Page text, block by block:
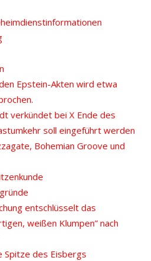
Epstein-Akten wird etwa
verkündet bei X Ende des
soll eingeführt werden
Bohemian Groove und
entschlüsselt das
weißen Klumpen” nach
Spitze des Eisbergs